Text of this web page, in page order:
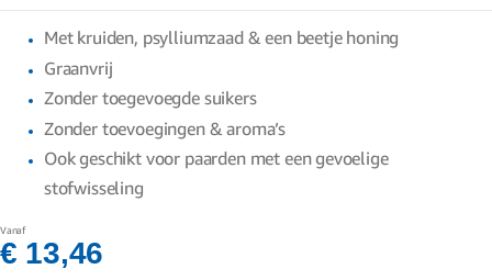
Met kruiden, psylliumzaad & een beetje honing
Graanvrij
Zonder toegevoegde suikers
Zonder toevoegingen & aroma’s
Ook geschikt voor paarden met een gevoelige
stofwisseling
Vanaf
€ 13,46